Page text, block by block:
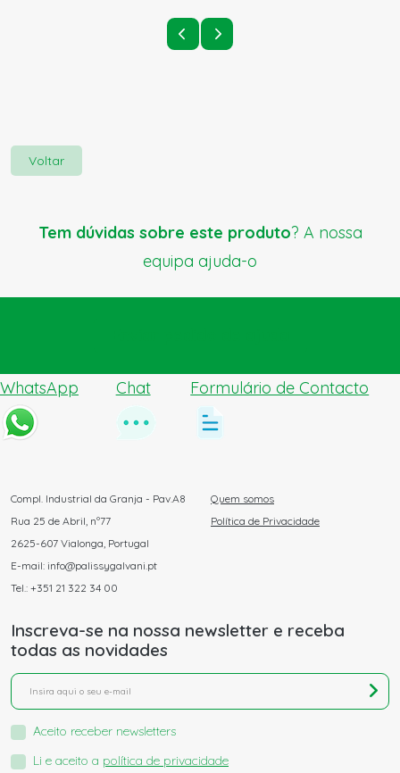
Voltar
Tem dúvidas sobre este produto? A nossa
equipa ajuda-o
WhatsApp Chat Formulário de Contacto
Compl. Industrial da Granja - Pav.A8
Rua 25 de Abril, nº77
2625-607 Vialonga, Portugal
E-mail: info@palissygalvani.pt
Tel.: +351 21 322 34 00
Quem somos
Política de Privacidade
Inscreva-se na nossa newsletter e receba
todas as novidades
Aceito receber newsletters
Li e aceito a política de privacidade